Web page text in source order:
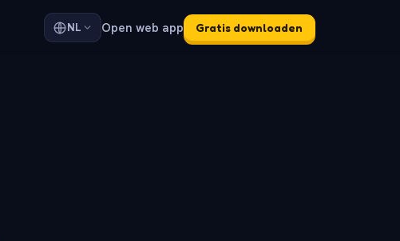
NL Open web app Gratis downloaden